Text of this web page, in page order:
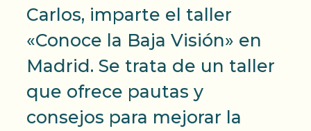
Carlos, imparte el taller
«Conoce la Baja Visión» en
Madrid. Se trata de un taller
que ofrece pautas y
consejos para mejorar la